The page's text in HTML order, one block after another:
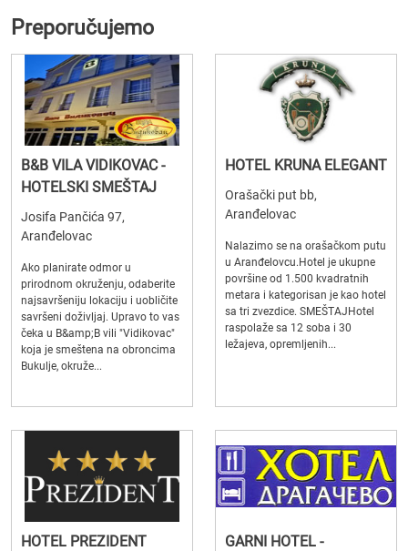
Preporučujemo
B&B VILA VIDIKOVAC -
HOTELSKI SMEŠTAJ
Josifa Pančića 97,
Aranđelovac
Ako planirate odmor u
prirodnom okruženju, odaberite
najsavršeniju lokaciju i uobličite
savršeni doživljaj. Upravo to vas
čeka u B&amp;B vili "Vidikovac"
koja je smeštena na obroncima
Bukulje, okruže...
HOTEL KRUNA ELEGANT
Orašački put bb,
Aranđelovac
Nalazimo se na orašačkom putu
u Aranđelovcu.Hotel je ukupne
površine od 1.500 kvadratnih
metara i kategorisan je kao hotel
sa tri zvezdice. SMEŠTAJHotel
raspolaže sa 12 soba i 30
ležajeva, opremljenih...
HOTEL PREZIDENT
GARNI HOTEL -